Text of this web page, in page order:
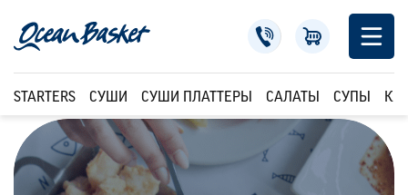
STARTERS СУШИ СУШИ ПЛАТТЕРЫ САЛАТЫ СУПЫ